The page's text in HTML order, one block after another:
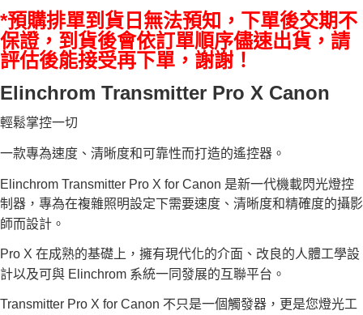
【「AFTEE先享後付」結帳流程】
１．於結帳方式選擇「AFTEE先享後付」後，將跳轉至「AFTEE先享後付」
結帳頁面，進行簡訊認證並確認金額後，即可完成結帳。
３．收到繳費通知簡訊後14天內，點擊此簡訊中的連結，可透過四大超商／
※ 請注意：結帳手續完成當下不需立刻繳費，但若您需要取消訂單，請聯絡
後付繳納相關費用。
※ 交易是否成功請以「AFTEE先享後付 」之結帳頁面顯示為準，若有關於
是否繳費成功／繳費後需取消欲退款等相關疑問，請聯繫「AFTEE先享後付
客戶支援中心」https://netprotections.freshdesk.com/support/home
【注意事項】
易，需依本服務之必要範圍內提供個人資料，並將交易相關給付款項請求債
權轉讓予恩沛科技股份有限公司。
２．關於個人資料處理事宜，請瀏覽以下網址：
３．未成年的使用者請事先徵得法定代理人或監護人之同意方可使用
宅配
每筆NT$75，滿NT$399(含以上)免運費
付款後門市自取
*預購排單到貨日無法預知，下單後交期不
保證，到貨後會依訂單順序儘速出貨，請
評估後能接受再下單，謝謝！
Elinchrom Transmitter Pro X Canon
輕鬆掌控一切
一款專為速度、清晰度和可靠性而打造的遙控器。
Elinchrom Transmitter Pro X for Canon 是新一代機載閃光燈控
制器，專為在複雜照明設定下需要速度、清晰度和精確度的攝影
師而設計。
Pro X 在成熟的基礎上，擁有現代化的介面、改良的人體工學設
計以及可與 Elinchrom 系統一同發展的互聯平台。
Transmitter Pro X for Canon 不只是一個觸發器，更是您燈光工